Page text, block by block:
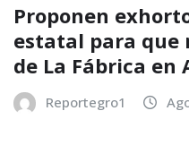
Proponen
estatal para que
de La Fábrica en
Reportegro1